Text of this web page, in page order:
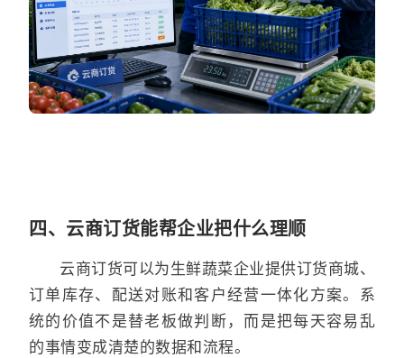
四、云商订货能帮企业把什么理顺
云商订货可以为生鲜蔬菜企业提供订货商城、
订单库存、配送对账和客户经营一体化方案。系
统的价值不是替老板做判断，而是把每天容易乱
的事情变成清楚的数据和流程。